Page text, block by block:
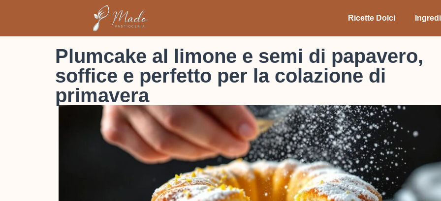
Ricette Dolci
Plumcake al limone e semi di papavero,
soffice e perfetto per la colazione di
primavera